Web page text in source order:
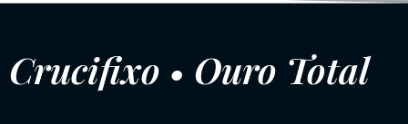
Crucifixo • Ouro Total